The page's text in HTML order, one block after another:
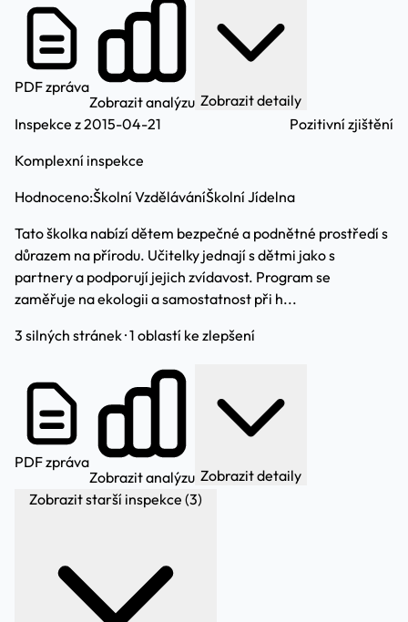
PDF zpráva
Zobrazit analýzu Zobrazit detaily
Inspekce z 2015-04-21
Komplexní inspekce
Pozitivní zjištění
Hodnoceno:Školní VzděláváníŠkolní Jídelna
Tato školka nabízí dětem bezpečné a podnětné prostředí s
důrazem na přírodu. Učitelky jednají s dětmi jako s
partnery a podporují jejich zvídavost. Program se
zaměřuje na ekologii a samostatnost při h...
3 silných stránek · 1 oblastí ke zlepšení
PDF zpráva
Zobrazit analýzu Zobrazit detaily
Zobrazit starší inspekce (3)